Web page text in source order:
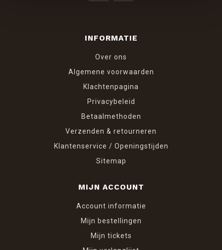
INFORMATIE
Over ons
Algemene voorwaarden
Klachtenpagina
Privacybeleid
Betaalmethoden
Verzenden & retourneren
Klantenservice / Openingstijden
Sitemap
MIJN ACCOUNT
Account informatie
Mijn bestellingen
Mijn tickets